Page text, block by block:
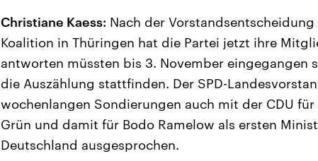
Christiane Kaess: Nach der
Koalition in Thüringen hat die Partei jetzt ihre
antworten müssten bis 3. November eingegangen
die Auszählung stattfinden. Der SPD-
wochenlangen Sondierungen auch mit der CDU
Grün und damit für Bodo Ramelow als ersten
Deutschland ausgesprochen.